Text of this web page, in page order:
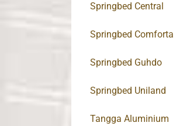
Springbed Central
Springbed Comforta
Springbed Guhdo
Springbed Uniland
Tangga Aluminium